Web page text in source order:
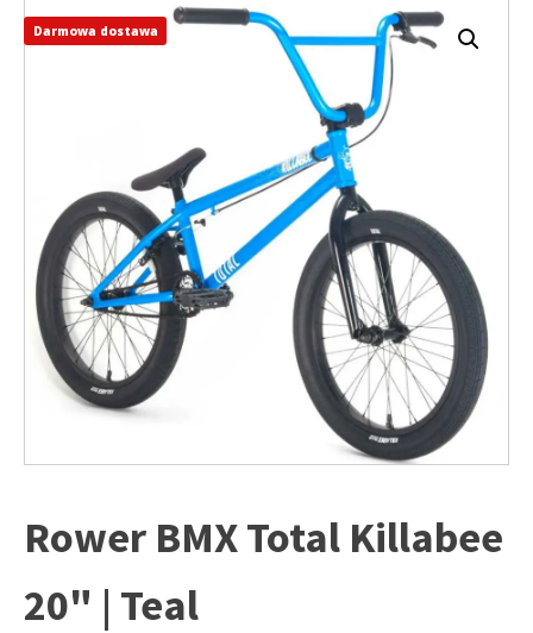
Rower BMX Total Killabee
20" | Teal
Darmowa dostawa